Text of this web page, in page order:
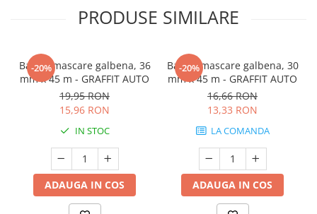
PRODUSE SIMILARE
-20%
Banda mascare galbena, 36
mm x 45 m - GRAFFIT AUTO
19,95 RON
15,96 RON
IN STOC
ADAUGA IN COS
-20%
Banda mascare galbena, 30
mm x 45 m - GRAFFIT AUTO
16,66 RON
13,33 RON
LA COMANDA
ADAUGA IN COS